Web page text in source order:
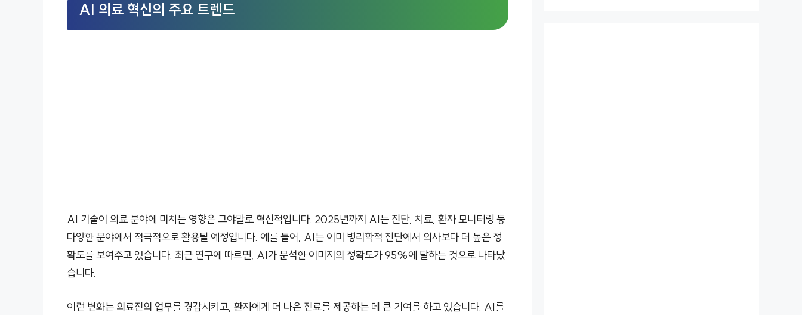
AI 의료 혁신의 주요 트렌드
AI 기술이 의료 분야에 미치는 영향은 그야말로 혁신적입니다. 2025년까지 AI는 진단, 치료, 환자 모니터링 등
다양한 분야에서 적극적으로 활용될 예정입니다. 예를 들어, AI는 이미 병리학적 진단에서 의사보다 더 높은 정
확도를 보여주고 있습니다. 최근 연구에 따르면, AI가 분석한 이미지의 정확도가 95%에 달하는 것으로 나타났
습니다.
이런 변화는 의료진의 업무를 경감시키고, 환자에게 더 나은 진료를 제공하는 데 큰 기여를 하고 있습니다. AI를